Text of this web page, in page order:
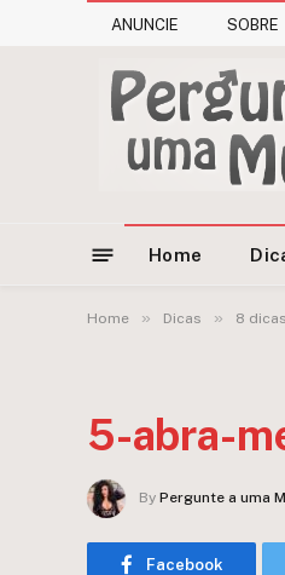
ANUNCIE SOBRE
Home
Home » Dicas » 8
5-abra-
By Pergunte a uma
Facebook